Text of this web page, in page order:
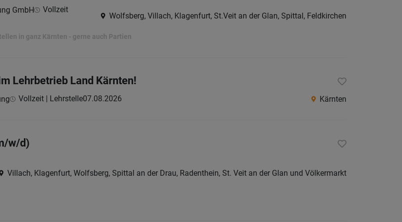
GmbH
Vollzeit
Wolfsberg, Villach, Klagenfurt, St.Veit an der Glan, Spittal, Feldkirchen
in ganz Kärnten - gerne auch Partien
Lehrbetrieb Land Kärnten!
Vollzeit | Lehrstelle07.08.2026 Kärnten
w/d)
Villach, Klagenfurt, Wolfsberg, Spittal an der Drau, Radenthein, St. Veit an der Glan und Völkermarkt